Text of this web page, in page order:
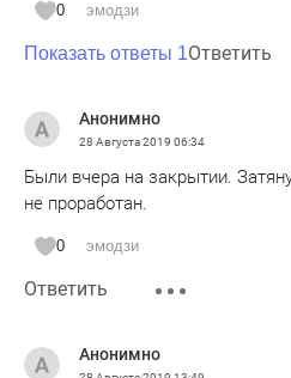
0 эмодзи
Показать ответы 1Ответить
Анонимно
28 Августа 2019 06:34
Были вчера на закрытии.
не проработан.
0 эмодзи
Ответить
Анонимно